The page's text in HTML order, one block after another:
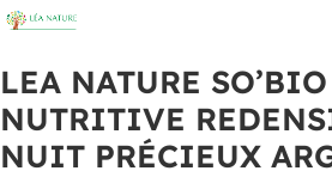
LEA NATURE
NUTRITIVE
NUIT PRÉCIEUX